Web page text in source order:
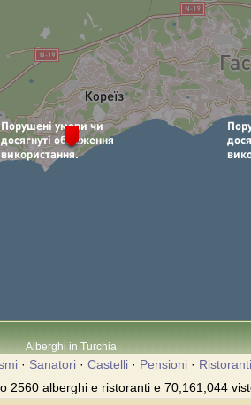
Alberghi in Turchia
· Sanatori · Castelli · Pensioni · Ristoranti
2560 alberghi e ristoranti e 70,161,044